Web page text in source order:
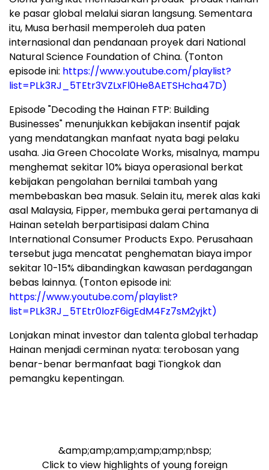
ke pasar global melalui siaran langsung. Sementara
itu, Musa berhasil memperoleh dua paten
internasional dan pendanaan proyek dari National
Natural Science Foundation of China. (Tonton
episode ini: https://www.youtube.com/playlist?
list=PLk3RJ_5TEtr3VZLxFl0He8AETSHcha47D)
Episode "Decoding the Hainan FTP: Building
Businesses" menunjukkan kebijakan insentif pajak
yang mendatangkan manfaat nyata bagi pelaku
usaha. Jia Green Chocolate Works, misalnya, mampu
menghemat sekitar 10% biaya operasional berkat
kebijakan pengolahan bernilai tambah yang
membebaskan bea masuk. Selain itu, merek alas kaki
asal Malaysia, Fipper, membuka gerai pertamanya di
Hainan setelah berpartisipasi dalam China
International Consumer Products Expo. Perusahaan
tersebut juga mencatat penghematan biaya impor
sekitar 10-15% dibandingkan kawasan perdagangan
bebas lainnya. (Tonton episode ini:
https://www.youtube.com/playlist?
list=PLk3RJ_5TEtr0lozF6igEdM4Fz7sM2yjkt)
Lonjakan minat investor dan talenta global terhadap
Hainan menjadi cerminan nyata: terobosan yang
benar-benar bermanfaat bagi Tiongkok dan
pemangku kepentingan.
&amp;amp;amp;amp;amp;nbsp;
Click to view highlights of young foreign